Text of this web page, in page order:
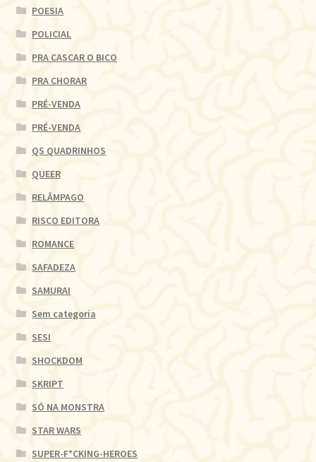
POESIA
POLICIAL
PRA CASCAR O BICO
PRA CHORAR
PRÉ-VENDA
PRÉ-VENDA
QS QUADRINHOS
QUEER
RELÂMPAGO
RISCO EDITORA
ROMANCE
SAFADEZA
SAMURAI
Sem categoria
SESI
SHOCKDOM
SKRIPT
SÓ NA MONSTRA
STAR WARS
SUPER-F*CKING-HEROES